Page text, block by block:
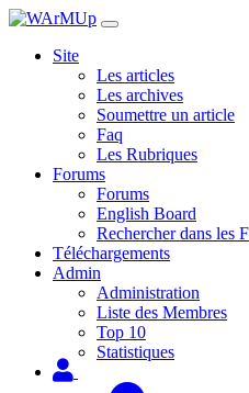
Site
Les articles
Les archives
Soumettre un article
Faq
Les Rubriques
Forums
Forums
English Board
Rechercher dans les
Téléchargements
Admin
Administration
Liste des Membres
Top 10
Statistiques